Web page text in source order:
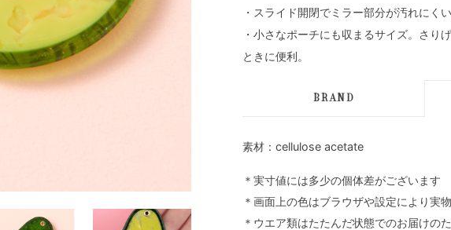
・スライド開閉でミラー部分が汚れにくい
・小さなポーチにも収まるサイズ。さり
ときに便利。
BRAND
素材：cellulose acetate
＊実寸値には多少の個体差がございます
＊画面上の色はブラウザや設定により実
＊ウエア類はたたんだ状態でのお届けの